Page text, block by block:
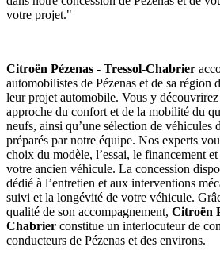
votre projet."
Citroën Pézenas - Tressol-Chabrier
automobilistes de Pézenas et de sa région
leur projet automobile. Vous y
approche du confort et de la mobilité du
neufs, ainsi qu’une sélection de véhicules
préparés par notre équipe. Nos experts
choix du modèle, l’essai, le financement
votre ancien véhicule. La concession
dédié à l’entretien et aux interventions
suivi et la longévité de votre véhicule.
qualité de son accompagnement, Citroën
Chabrier constitue un interlocuteur de
conducteurs de Pézenas et des environs.